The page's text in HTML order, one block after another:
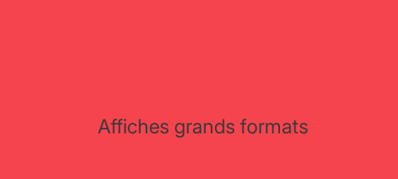
Affiches grands formats